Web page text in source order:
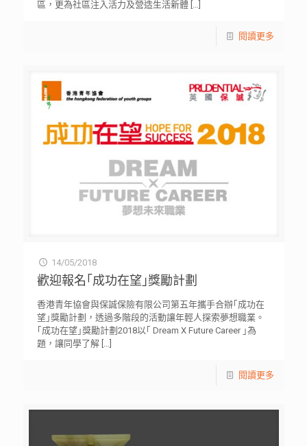
區，更為社區注入活力及營造生活新體[…]
閱讀更多
14/05/2018
歡迎報名｢成功在望｣獎勵計劃
香港青年協會與保誠保險有限公司第五年攜手合辦｢成功在
望｣獎勵計劃，透過多階段的活動讓年輕人探索夢想職業。
｢成功在望｣獎勵計劃2018以｢ Dream X Future Career ｣為
題，讓同學了解[…]
閱讀更多